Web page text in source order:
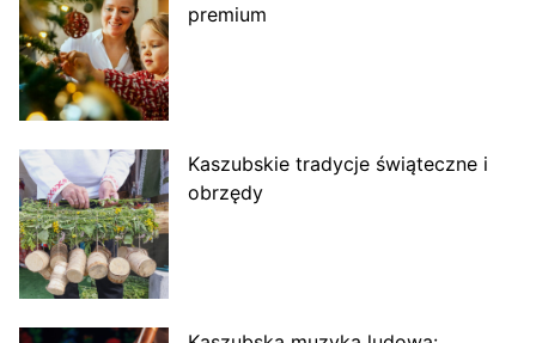
premium
Kaszubskie tradycje świąteczne i
obrzędy